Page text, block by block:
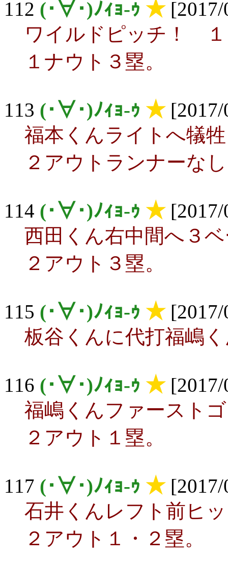
112 (･∀･)ﾉｨｮ-ｩ ★[2017/
ワイルドピッチ！ １
１ナウト３塁。
113 (･∀･)ﾉｨｮ-ｩ ★[2017/
福本くんライトへ犠
２アウトランナーな
114 (･∀･)ﾉｨｮ-ｩ ★[2017/
西田くん右中間へ３
２アウト３塁。
115 (･∀･)ﾉｨｮ-ｩ ★[2017/
板谷くんに代打福嶋
116 (･∀･)ﾉｨｮ-ｩ ★[2017/
福嶋くんファースト
２アウト１塁。
117 (･∀･)ﾉｨｮ-ｩ ★[2017/
石井くんレフト前ヒ
２アウト１・２塁。